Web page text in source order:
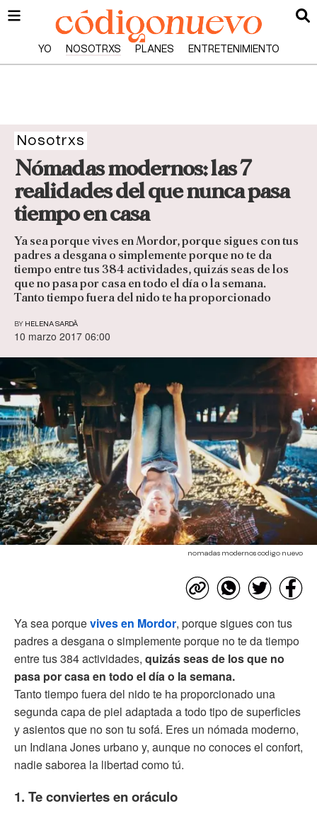
YO NOSOTRXS PLANES ENTRETENIMIENTO
Nosotrxs
Nómadas modernos: las 7
realidades del que nunca pasa
tiempo en casa
Ya sea porque vives en Mordor, porque sigues con tus
padres a desgana o simplemente porque no te da
tiempo entre tus 384 actividades, quizás seas de los
que no pasa por casa en todo el día o la semana.
Tanto tiempo fuera del nido te ha proporcionado
BY HELENA SARDÀ
10 marzo 2017 06:00
nomadas modernos codigo nuevo
Ya sea porquevives en Mordor, porque sigues con tus
padres a desgana o simplemente porque no te da tiempo
entre tus 384 actividades, quizás seas de los que no
pasa por casa en todo el día o la semana.
Tanto tiempo fuera del nido te ha proporcionado una
segunda capa de piel adaptada a todo tipo de superficies
y asientos que no son tu sofá. Eres un nómada moderno,
un Indiana Jones urbano y, aunque no conoces el confort,
nadie saborea la libertad como tú.
1. Te conviertes en oráculo